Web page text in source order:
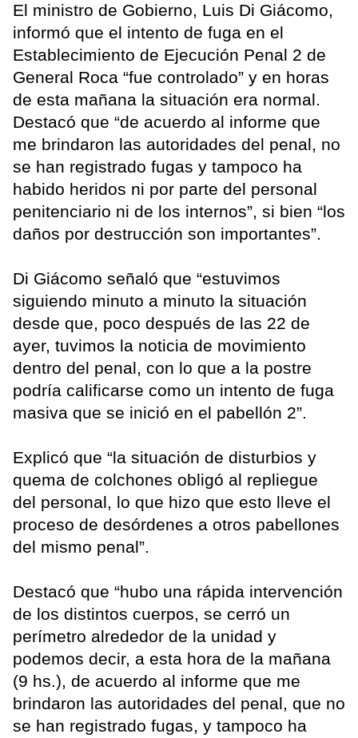
El ministro de Gobierno, Luis Di Giácomo,
informó que el intento de fuga en el
Establecimiento de Ejecución Penal 2 de
General Roca “fue controlado” y en horas
de esta mañana la situación era normal.
Destacó que “de acuerdo al informe que
me brindaron las autoridades del penal, no
se han registrado fugas y tampoco ha
habido heridos ni por parte del personal
penitenciario ni de los internos”, si bien “los
daños por destrucción son importantes”.
Di Giácomo señaló que “estuvimos
siguiendo minuto a minuto la situación
desde que, poco después de las 22 de
ayer, tuvimos la noticia de movimiento
dentro del penal, con lo que a la postre
podría calificarse como un intento de fuga
masiva que se inició en el pabellón 2”.
Explicó que “la situación de disturbios y
quema de colchones obligó al repliegue
del personal, lo que hizo que esto lleve el
proceso de desórdenes a otros pabellones
del mismo penal”.
Destacó que “hubo una rápida intervención
de los distintos cuerpos, se cerró un
perímetro alrededor de la unidad y
podemos decir, a esta hora de la mañana
(9 hs.), de acuerdo al informe que me
brindaron las autoridades del penal, que no
se han registrado fugas, y tampoco ha